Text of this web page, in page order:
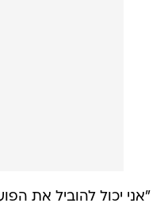
"אני יכול להוביל את